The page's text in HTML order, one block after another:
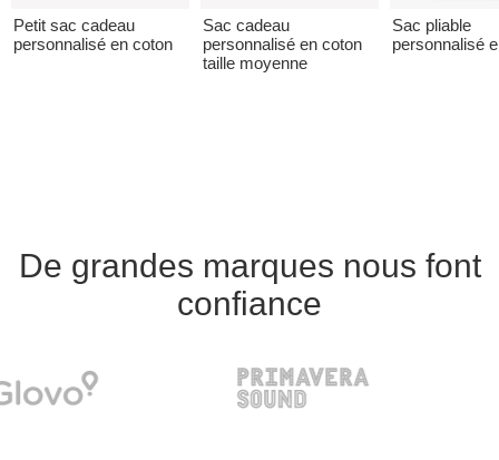
Petit sac cadeau
personnalisé en coton
Sac cadeau
personnalisé en coton
taille moyenne
Sac pliable
personnalisé
De grandes marques nous font
confiance